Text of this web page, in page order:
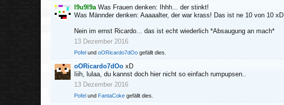
l9u9l9a Was Frauen denken: Ihhh... der stinkt!
Was Männder denken: Aaaaalter, der war krass! Das ist ne 10 von 10 xD
Nein im ernst Ricardo... das ist echt wiederlich *Absaugung an mach*
13 Dezember 2016
Pofel und oORicardo7dOo gefällt dies.
oORicardo7dOo xD
Iiih, lulaa, du kannst doch hier nicht so einfach rumpupsen..
13 Dezember 2016
Pofel und FantaCoke gefällt dies.